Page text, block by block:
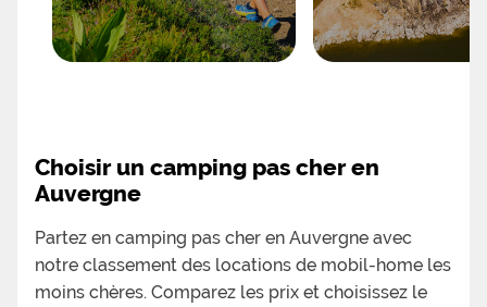
Choisir un camping pas cher en
Auvergne
Partez en camping pas cher en Auvergne avec
notre classement des locations de mobil-home les
moins chères. Comparez les prix et choisissez le